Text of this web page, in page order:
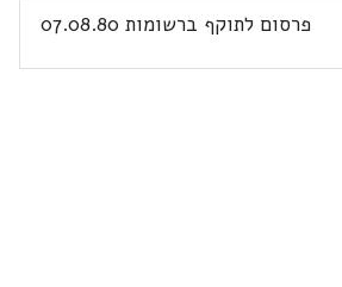
פרסום לתוקף ברשומות 07.08.80